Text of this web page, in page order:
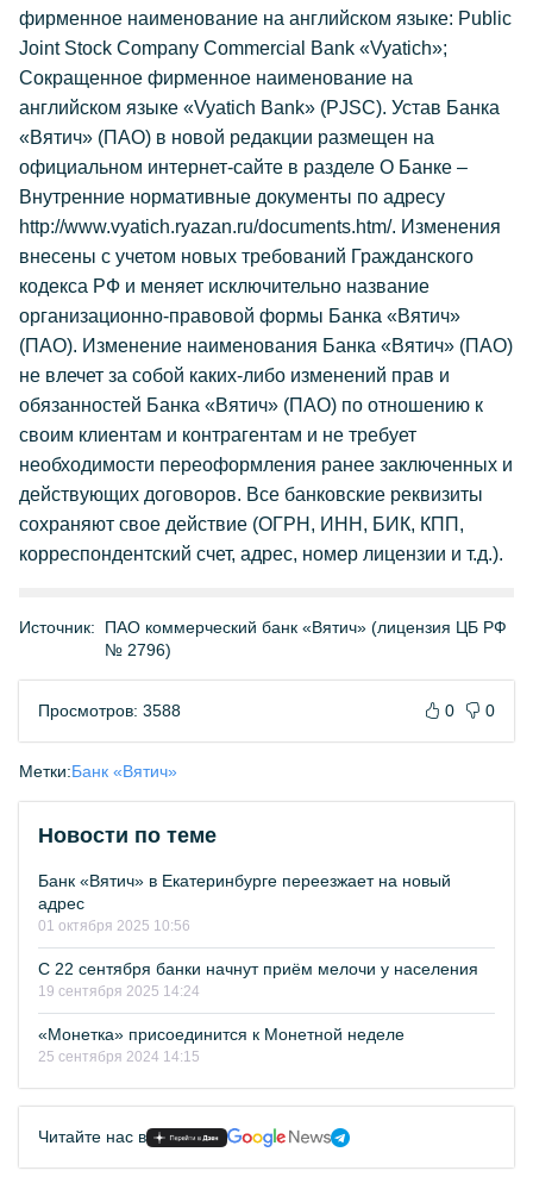
фирменное наименование на английском языке: Public
Joint Stock Company Commercial Bank «Vyatich»;
Сокращенное фирменное наименование на
английском языке «Vyatich Bank» (PJSC). Устав Банка
«Вятич» (ПАО) в новой редакции размещен на
официальном интернет-сайте в разделе О Банке –
Внутренние нормативные документы по адресу
http://www.vyatich.ryazan.ru/documents.htm/. Изменения
внесены с учетом новых требований Гражданского
кодекса РФ и меняет исключительно название
организационно-правовой формы Банка «Вятич»
(ПАО). Изменение наименования Банка «Вятич» (ПАО)
не влечет за собой каких-либо изменений прав и
обязанностей Банка «Вятич» (ПАО) по отношению к
своим клиентам и контрагентам и не требует
необходимости переоформления ранее заключенных и
действующих договоров. Все банковские реквизиты
сохраняют свое действие (ОГРН, ИНН, БИК, КПП,
корреспондентский счет, адрес, номер лицензии и т.д.).
Источник:
ПАО коммерческий банк «Вятич» (лицензия ЦБ РФ
№ 2796)
Просмотров: 3588 0 0
Метки:Банк «Вятич»
Новости по теме
Банк «Вятич» в Екатеринбурге переезжает на новый
адрес
01 октября 2025 10:56
С 22 сентября банки начнут приём мелочи у населения
19 сентября 2025 14:24
«Монетка» присоединится к Монетной неделе
25 сентября 2024 14:15
Читайте нас в